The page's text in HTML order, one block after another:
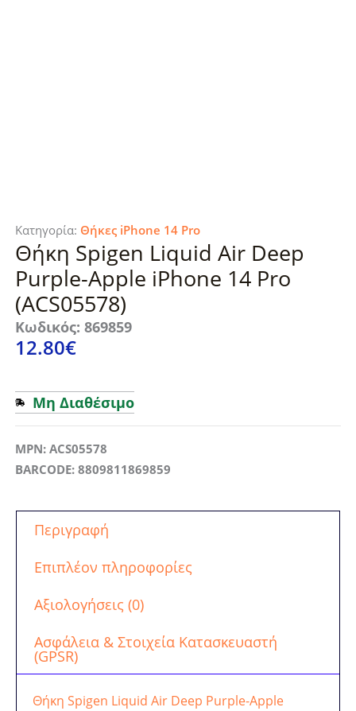
Κατηγορία: Θήκες iPhone 14 Pro
Θήκη Spigen Liquid Air Deep
Purple-Apple iPhone 14 Pro
(ACS05578)
Κωδικός: 869859
12.80€
Μη Διαθέσιμο
MPN: ACS05578
BARCODE: 8809811869859
Περιγραφή
Επιπλέον πληροφορίες
Αξιολογήσεις (0)
Ασφάλεια & Στοιχεία Κατασκευαστή
(GPSR)
Θήκη Spigen Liquid Air Deep Purple-Apple